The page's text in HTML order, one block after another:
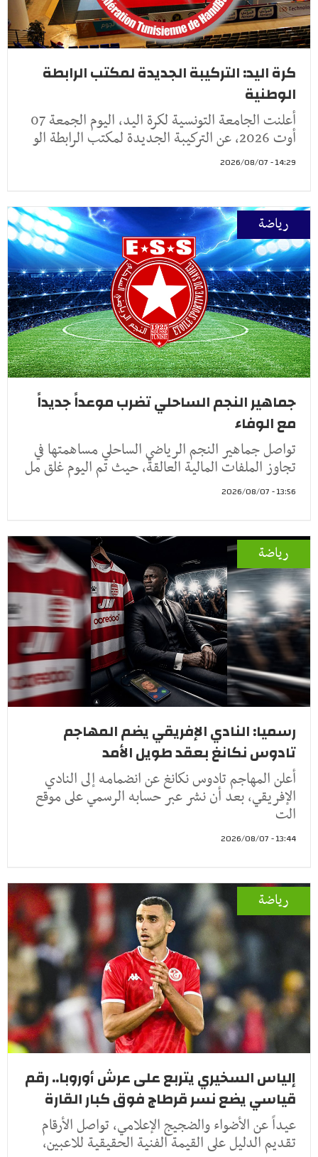
كرة اليد: التركيبة الجديدة لمكتب الرابطة
الوطنية
أعلنت الجامعة التونسية لكرة اليد، اليوم الجمعة 07
أوت 2026، عن التركيبة الجديدة لمكتب الرابطة الو
14:29 - 2026/08/07
رياضة
جماهير النجم الساحلي تضرب موعداً جديداً
مع الوفاء
تواصل جماهير النجم الرياضي الساحلي مساهمتها في
تجاوز الملفات المالية العالقة، حيث تم اليوم غلق مل
13:56 - 2026/08/07
رياضة
رسميا: النادي الإفريقي يضم المهاجم
تادوس نكانغ بعقد طويل الأمد
أعلن المهاجم تادوس نكانغ عن انضمامه إلى النادي
الإفريقي، بعد أن نشر عبر حسابه الرسمي على موقع
الت
13:44 - 2026/08/07
رياضة
إلياس السخيري يتربع على عرش أوروبا.. رقم
قياسي يضع نسر قرطاج فوق كبار القارة
عيداً عن الأضواء والضجيج الإعلامي، تواصل الأرقام
تقديم الدليل على القيمة الفنية الحقيقية للاعبين،